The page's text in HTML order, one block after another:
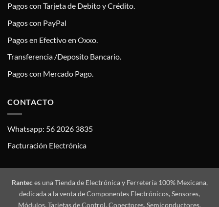
Pagos con Tarjeta de Debito y Crédito.
Pagos con PayPal
Pagos en Efectivo en Oxxo.
Transferencia /Deposito Bancario.
Pagos con Mercado Pago.
CONTACTO
Whatsapp: 56 2026 3835
Facturación Electrónica
Ranteces una Tienda de Electrónica y Ferretería 100% Mexicana,
dedicada a la venta de Componentes Electrónicos, Sensores,
Módulos, Tarjetas de Control, Conectores, Semiconductores,